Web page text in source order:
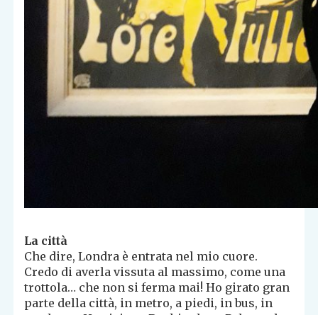
La città
Che dire, Londra è entrata nel mio cuore.
Credo di averla vissuta al massimo, come una
trottola… che non si ferma mai! Ho girato gran
parte della città, in metro, a piedi, in bus, in